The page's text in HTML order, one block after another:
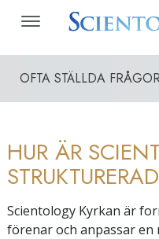
OFTA STÄLLDA
HUR ÄR
Scientology Kyrkan är
förenar och anpassar en